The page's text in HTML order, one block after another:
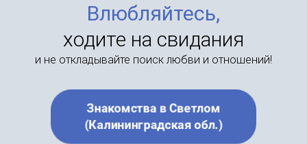
Влюбляйтесь,
ходите на свидания
и не откладывайте поиск любви и отношений!
Знакомства в Светлом
(Калининградская обл.)